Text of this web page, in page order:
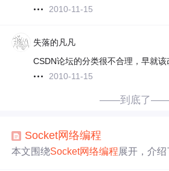
2010-11-15
失落的凡凡
CSDN论坛的分类很不合理，早就该
2010-11-15
——到底了
Socket网络编程
本文围绕Socket网络编程展开，介绍